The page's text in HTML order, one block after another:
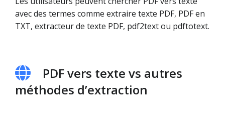
avec des termes comme extraire texte PDF, PDF en
TXT, extracteur de texte PDF, pdf2text ou pdftotext.
PDF vers texte vs autres
méthodes d’extraction